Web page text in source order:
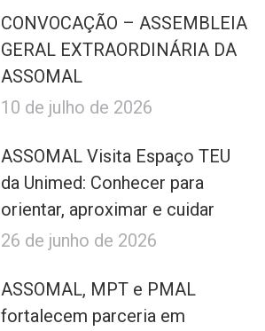
CONVOCAÇÃO – ASSEMBLEIA
GERAL EXTRAORDINÁRIA DA
ASSOMAL
10 de julho de 2026
ASSOMAL Visita Espaço TEU
da Unimed: Conhecer para
orientar, aproximar e cuidar
26 de junho de 2026
ASSOMAL, MPT e PMAL
fortalecem parceria em